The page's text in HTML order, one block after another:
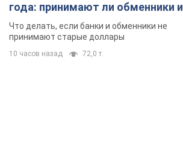
года: принимают ли обменники и
банки такие купюры
Что делать, если банки и обменники не
принимают старые доллары
10 часов назад 72,0 т.